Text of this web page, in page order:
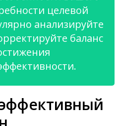
целевой
анализируйте
баланс